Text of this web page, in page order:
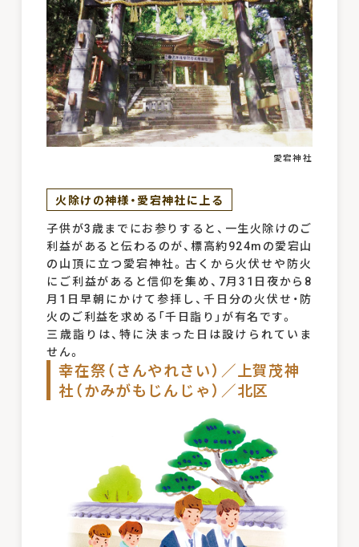
愛宕神社
火除けの神様・愛宕神社に上る
子供が3歳までにお参りすると、一生火除けのご
利益があると伝わるのが、標高約924mの愛宕山
の山頂に立つ愛宕神社。古くから火伏せや防火
にご利益があると信仰を集め、7月31日夜から8
月1日早朝にかけて参拝し、千日分の火伏せ・防
火のご利益を求める「千日詣り」が有名です。
三歳詣りは、特に決まった日は設けられていま
せん。
幸在祭（さんやれさい）／上賀茂神
社（かみがもじんじゃ）／北区